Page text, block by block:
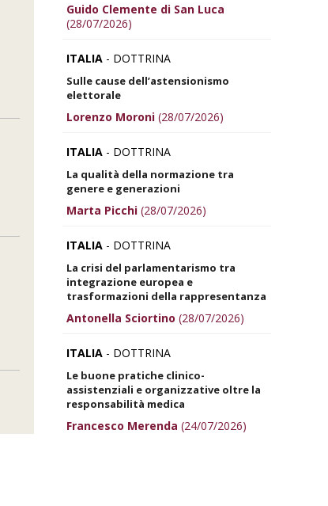
Guido Clemente di San Luca
(28/07/2026)
ITALIA - DOTTRINA
Sulle cause dell’astensionismo
elettorale
Lorenzo Moroni (28/07/2026)
ITALIA - DOTTRINA
La qualità della normazione tra
genere e generazioni
Marta Picchi (28/07/2026)
ITALIA - DOTTRINA
La crisi del parlamentarismo tra
integrazione europea e
trasformazioni della rappresentanza
Antonella Sciortino (28/07/2026)
ITALIA - DOTTRINA
Le buone pratiche clinico-
assistenziali e organizzative oltre la
responsabilità medica
Francesco Merenda (24/07/2026)